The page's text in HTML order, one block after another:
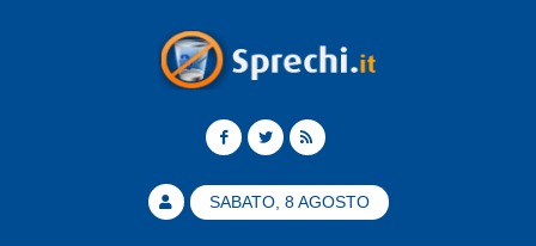
SABATO, 8 AGOSTO